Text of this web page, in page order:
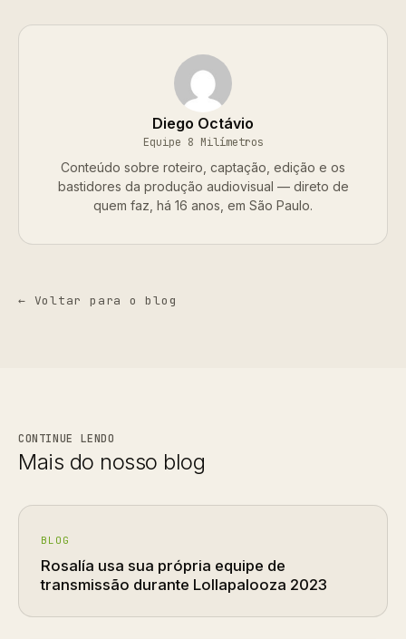
Diego Octávio
Equipe 8 Milímetros
Conteúdo sobre roteiro, captação, edição e os
bastidores da produção audiovisual — direto de
quem faz, há 16 anos, em São Paulo.
← Voltar para o blog
CONTINUE LENDO
Mais do nosso blog
BLOG
Rosalía usa sua própria equipe de
transmissão durante Lollapalooza 2023